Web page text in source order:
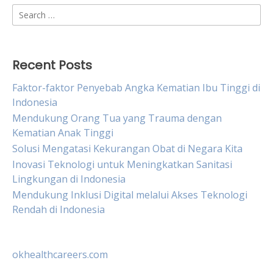
Search
for:
Recent Posts
Faktor-faktor Penyebab Angka Kematian Ibu Tinggi di
Indonesia
Mendukung Orang Tua yang Trauma dengan
Kematian Anak Tinggi
Solusi Mengatasi Kekurangan Obat di Negara Kita
Inovasi Teknologi untuk Meningkatkan Sanitasi
Lingkungan di Indonesia
Mendukung Inklusi Digital melalui Akses Teknologi
Rendah di Indonesia
okhealthcareers.com